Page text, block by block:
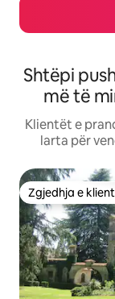
Shtëpi
më të
Klientët e
larta për
Zgjedhja e
Zgjedhja e